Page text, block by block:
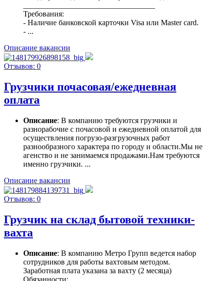
Требования:
- Наличие банковской карточки Visa или Master card.
- ...
Описание вакансии
Отзывов: 0
Грузчики почасовая/ежедневная
оплата
Описание: В компанию требуются грузчики и
разнорабочие с почасовой и ежедневной оплатой для
осуществления погрузо-разгрузочных работ
разнообразного характера по городу и области.Мы не
агенство и не занимаемся продажами.Нам требуются
именно грузчики. ...
Описание вакансии
Отзывов: 0
Грузчик на склад бытовой техники-
вахта
Описание: В компанию Метро Групп ведется набор
сотрудников для работы вахтовым методом.
Заработная плата указана за вахту (2 месяца)
Обязанности: